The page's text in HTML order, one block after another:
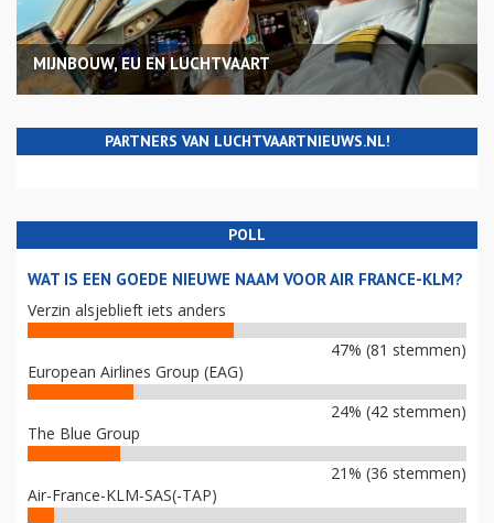
MIJNBOUW, EU EN LUCHTVAART
PARTNERS VAN LUCHTVAARTNIEUWS.NL!
POLL
WAT IS EEN GOEDE NIEUWE NAAM VOOR AIR FRANCE-KLM?
Verzin alsjeblieft iets anders
47% (81 stemmen)
European Airlines Group (EAG)
24% (42 stemmen)
The Blue Group
21% (36 stemmen)
Air-France-KLM-SAS(-TAP)